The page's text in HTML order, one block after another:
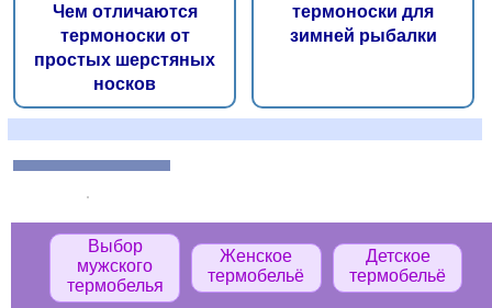
Выбор
мужского
термобелья
Женское
термобельё
Детское
термобельё
Чем отличаются
термоноски от
простых шерстяных
носков
термоноски для
зимней рыбалки